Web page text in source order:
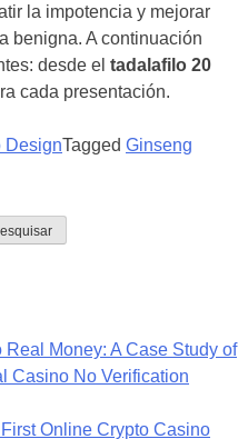
la impotencia y mejorar
benigna. A continuación
desde el tadalafilo 20
cada presentación.
DesignTagged Ginseng
Real Money: A Case Study of
Casino No Verification
Online Crypto Casino